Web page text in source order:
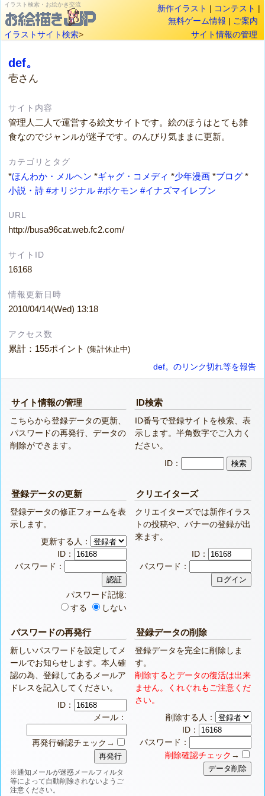
イラスト検索・お絵かき交流 新作イラスト | コンテスト |
無料ゲーム情報 | ご案内
イラストサイト検索> サイト情報の管理
def。
壱さん
サイト内容
管理人二人で運営する絵文サイトです。絵のほうはとても雑
食なのでジャンルが迷子です。のんびり気ままに更新。
カテゴリとタグ
*ほんわか・メルヘン *ギャグ・コメディ *少年漫画 *ブログ *
小説・詩 #オリジナル #ポケモン #イナズマイレブン
URL
http://busa96cat.web.fc2.com/
サイトID
16168
情報更新日時
2010/04/14(Wed) 13:18
アクセス数
累計：155ポイント(集計休止中)
def。のリンク切れ等を報告
サイト情報の管理
こちらから登録データの更新、
パスワードの再発行、データの
削除ができます。
ID検索
ID番号で登録サイトを検索、表
示します。半角数字でご入力く
ださい。
ID：
登録データの更新
登録データの修正フォームを表
示します。
更新する人：
ID：
パスワード：
パスワード記憶:
する
しない
クリエイターズ
クリエイターズでは新作イラス
トの投稿や、バナーの登録が出
来ます。
ID：
パスワード：
パスワードの再発行
新しいパスワードを設定してメ
ールでお知らせします。本人確
認の為、登録してあるメールア
ドレスを記入してください。
ID：
メール：
再発行確認チェック→
※通知メールが迷惑メールフィルタ
等によって自動削除されないようご
注意ください。
登録データの削除
登録データを完全に削除しま
す。
削除するとデータの復活は出来
ません。くれぐれもご注意くだ
さい。
削除する人：
ID：
パスワード：
削除確認チェック →